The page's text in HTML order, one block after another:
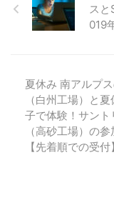
ス
019
夏休み 南アルプ
（白州工場）と
子で体験！サント
（高砂工場）の
【先着順での受付】